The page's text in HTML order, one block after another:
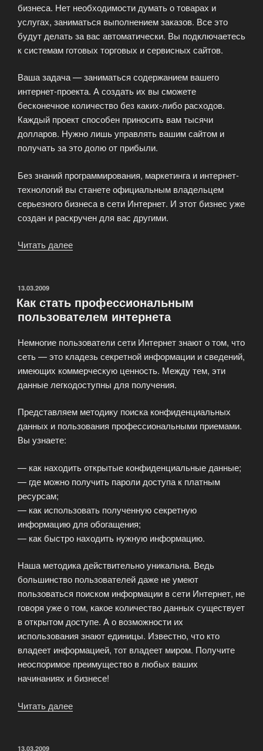
бизнеса. Нет необходимости думать о товарах и
услугах, заниматься выполнением заказов. Все это
будут делать за вас автоматически. Вы подключаетесь
к системам готовых торговых и сервисных сайтов.
Ваша задача — заниматься содержанием вашего
интернет-проекта. А создать их вы сможете
бесконечное количество без каких-либо расходов.
Каждый проект способен приносить вам тысячи
долларов. Нужно лишь управлять вашим сайтом и
получать за это долю от прибыли.
Без знаний программирования, маркетинга и интернет-
технологий вы станете официальным владельцем
серьезного бизнеса в сети Интернет. И этот бизнес уже
создан и раскручен для вас другими.
Читать далее
интернет-
магазин
за
один
день»
ОПУБЛИКОВАНО
13.03.2009
Как стать профессиональным
пользователем интернета
Немногие пользователи сети Интернет знают о том, что
сеть — это кладезь секретной информации и сведений,
имеющих коммерческую ценность. Между тем, эти
данные легкодоступны для получения.
Представляем методику поиска конфиденциальных
данных и пользования профессиональными приемами.
Вы узнаете:
— как находить открытые конфиденциальные данные;
— где можно получить пароли доступа к платным
ресурсам;
— как использовать полученную секретную
информацию для обогащения;
— как быстро находить нужную информацию.
Наша методика действительно уникальна. Ведь
большинство пользователей даже не умеют
пользоваться поиском информации в сети Интернет, не
говоря уже о том, какое количество данных существует
в открытом доступе. А о возможности их
использования знают единицы. Известно, что кто
владеет информацией, тот владеет миром. Получите
неоспоримое преимущество в любых ваших
начинаниях и бизнесе!
Читать далее
ОПУБЛИКОВАНО
13.03.2009